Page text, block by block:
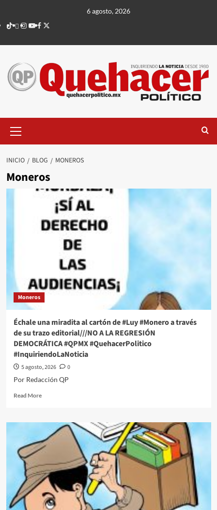
contenido
6 agosto, 2026
TikTok
threads
Instagram
Youtube
Facebook
X
principal
INICIO BLOG MONEROS
Moneros
Moneros
Échale una miradita al cartón de #Luy #Monero a través
de su trazo editorial///NO A LA REGRESIÓN
DEMOCRÁTICA #QPMX #QuehacerPolitico
#InquiriendoLaNoticia
5 agosto, 2026
0
Por Redacción QP
Read MoreRead
Échale
una
miradita
al
de
#Luy
#Monero
a
través